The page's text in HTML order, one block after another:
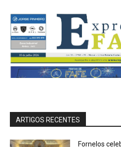
ARTIGOS RECENTES
Fornelos